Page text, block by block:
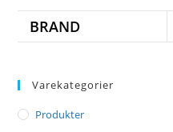
BRAND
Varekategorier
Produkter